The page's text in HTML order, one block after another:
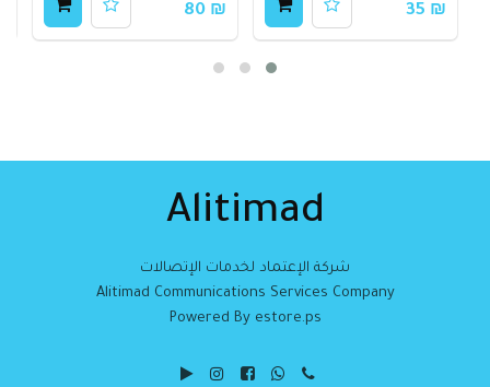
₪ 35
₪ 80
Alitimad
شركة الإعتماد لخدمات الإتصالات
Alitimad Communications Services Company
Powered By estore.ps